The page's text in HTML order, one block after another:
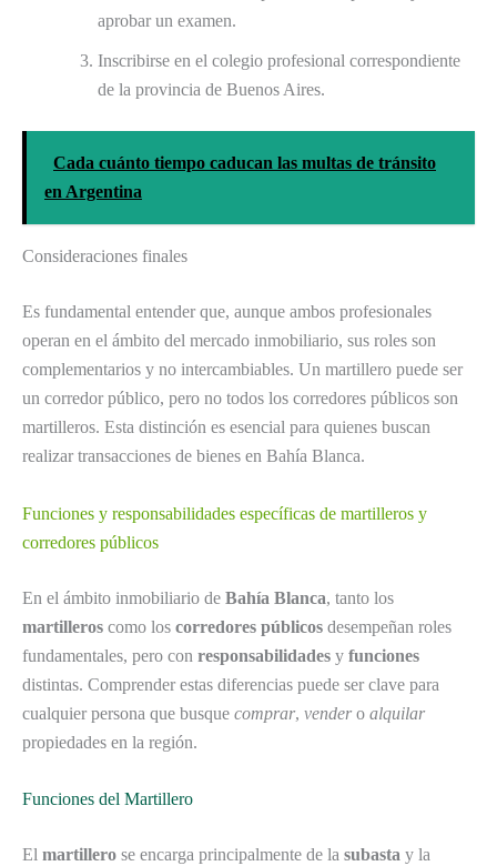
aprobar un examen.
Inscribirse en el colegio profesional correspondiente
de la provincia de Buenos Aires.
Cada cuánto tiempo caducan las multas de tránsito
en Argentina
Consideraciones finales
Es fundamental entender que, aunque ambos profesionales
operan en el ámbito del mercado inmobiliario, sus roles son
complementarios y no intercambiables. Un martillero puede ser
un corredor público, pero no todos los corredores públicos son
martilleros. Esta distinción es esencial para quienes buscan
realizar transacciones de bienes en Bahía Blanca.
Funciones y responsabilidades específicas de martilleros y
corredores públicos
En el ámbito inmobiliario de Bahía Blanca, tanto los
martilleros como los corredores públicos desempeñan roles
fundamentales, pero con responsabilidades y funciones
distintas. Comprender estas diferencias puede ser clave para
cualquier persona que busque comprar, vendero alquilar
propiedades en la región.
Funciones del Martillero
El martillero se encarga principalmente de la subasta y la